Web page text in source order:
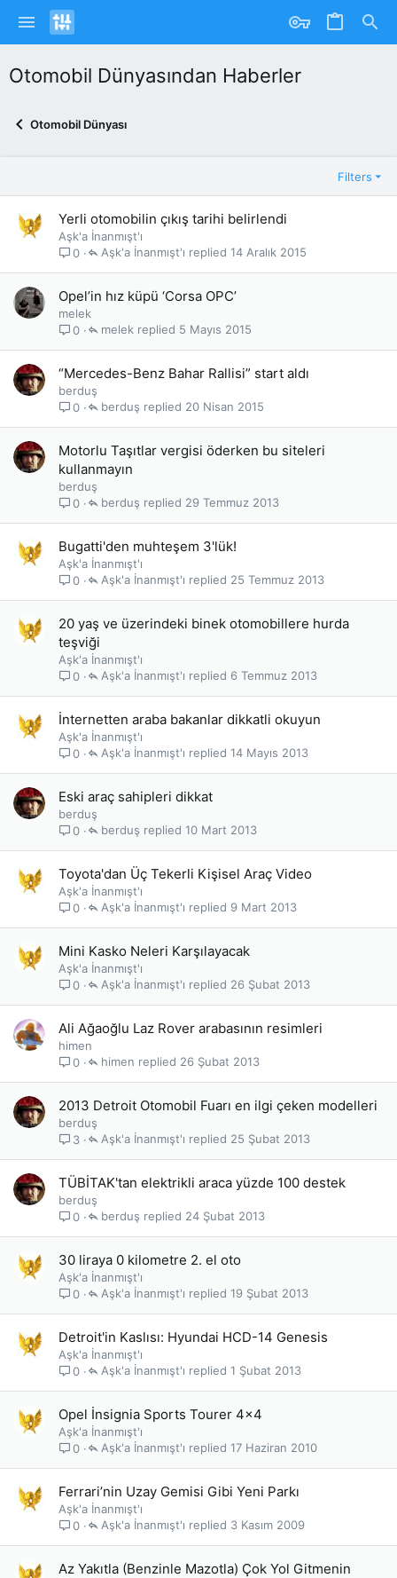
Otomobil Dünyasından Haberler
Otomobil Dünyası
Filters
Yerli otomobilin çıkış tarihi belirlendi
Aşk'a İnanmışt'ı
0
14 Aralık 2015
Aşk'a İnanmışt'ı
Opel’in hız küpü ‘Corsa OPC’
melek
0
5 Mayıs 2015
melek
“Mercedes-Benz Bahar Rallisi” start aldı
berduş
0
20 Nisan 2015
berduş
Motorlu Taşıtlar vergisi öderken bu siteleri
kullanmayın
berduş
0
29 Temmuz 2013
berduş
Bugatti'den muhteşem 3'lük!
Aşk'a İnanmışt'ı
0
25 Temmuz 2013
Aşk'a İnanmışt'ı
20 yaş ve üzerindeki binek otomobillere hurda
teşviği
Aşk'a İnanmışt'ı
0
6 Temmuz 2013
Aşk'a İnanmışt'ı
İnternetten araba bakanlar dikkatli okuyun
Aşk'a İnanmışt'ı
0
14 Mayıs 2013
Aşk'a İnanmışt'ı
Eski araç sahipleri dikkat
berduş
0
10 Mart 2013
berduş
Toyota'dan Üç Tekerli Kişisel Araç Video
Aşk'a İnanmışt'ı
0
9 Mart 2013
Aşk'a İnanmışt'ı
Mini Kasko Neleri Karşılayacak
Aşk'a İnanmışt'ı
0
26 Şubat 2013
Aşk'a İnanmışt'ı
Ali Ağaoğlu Laz Rover arabasının resimleri
himen
0
26 Şubat 2013
himen
2013 Detroit Otomobil Fuarı en ilgi çeken modelleri
berduş
3
25 Şubat 2013
Aşk'a İnanmışt'ı
TÜBİTAK'tan elektrikli araca yüzde 100 destek
berduş
0
24 Şubat 2013
berduş
30 liraya 0 kilometre 2. el oto
Aşk'a İnanmışt'ı
0
19 Şubat 2013
Aşk'a İnanmışt'ı
Detroit'in Kaslısı: Hyundai HCD-14 Genesis
Aşk'a İnanmışt'ı
0
1 Şubat 2013
Aşk'a İnanmışt'ı
Opel İnsignia Sports Tourer 4x4
Aşk'a İnanmışt'ı
0
17 Haziran 2010
Aşk'a İnanmışt'ı
Ferrari’nin Uzay Gemisi Gibi Yeni Parkı
Aşk'a İnanmışt'ı
0
3 Kasım 2009
Aşk'a İnanmışt'ı
Az Yakıtla (Benzinle Mazotla) Çok Yol Gitmenin